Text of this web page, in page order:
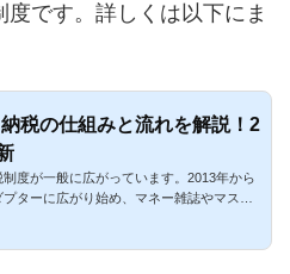
です。詳しくは以下にま
税の仕組みと流れを解説！2
度が一般に広がっています。2013年から
ターに広がり始め、マネー雑誌やマスメ